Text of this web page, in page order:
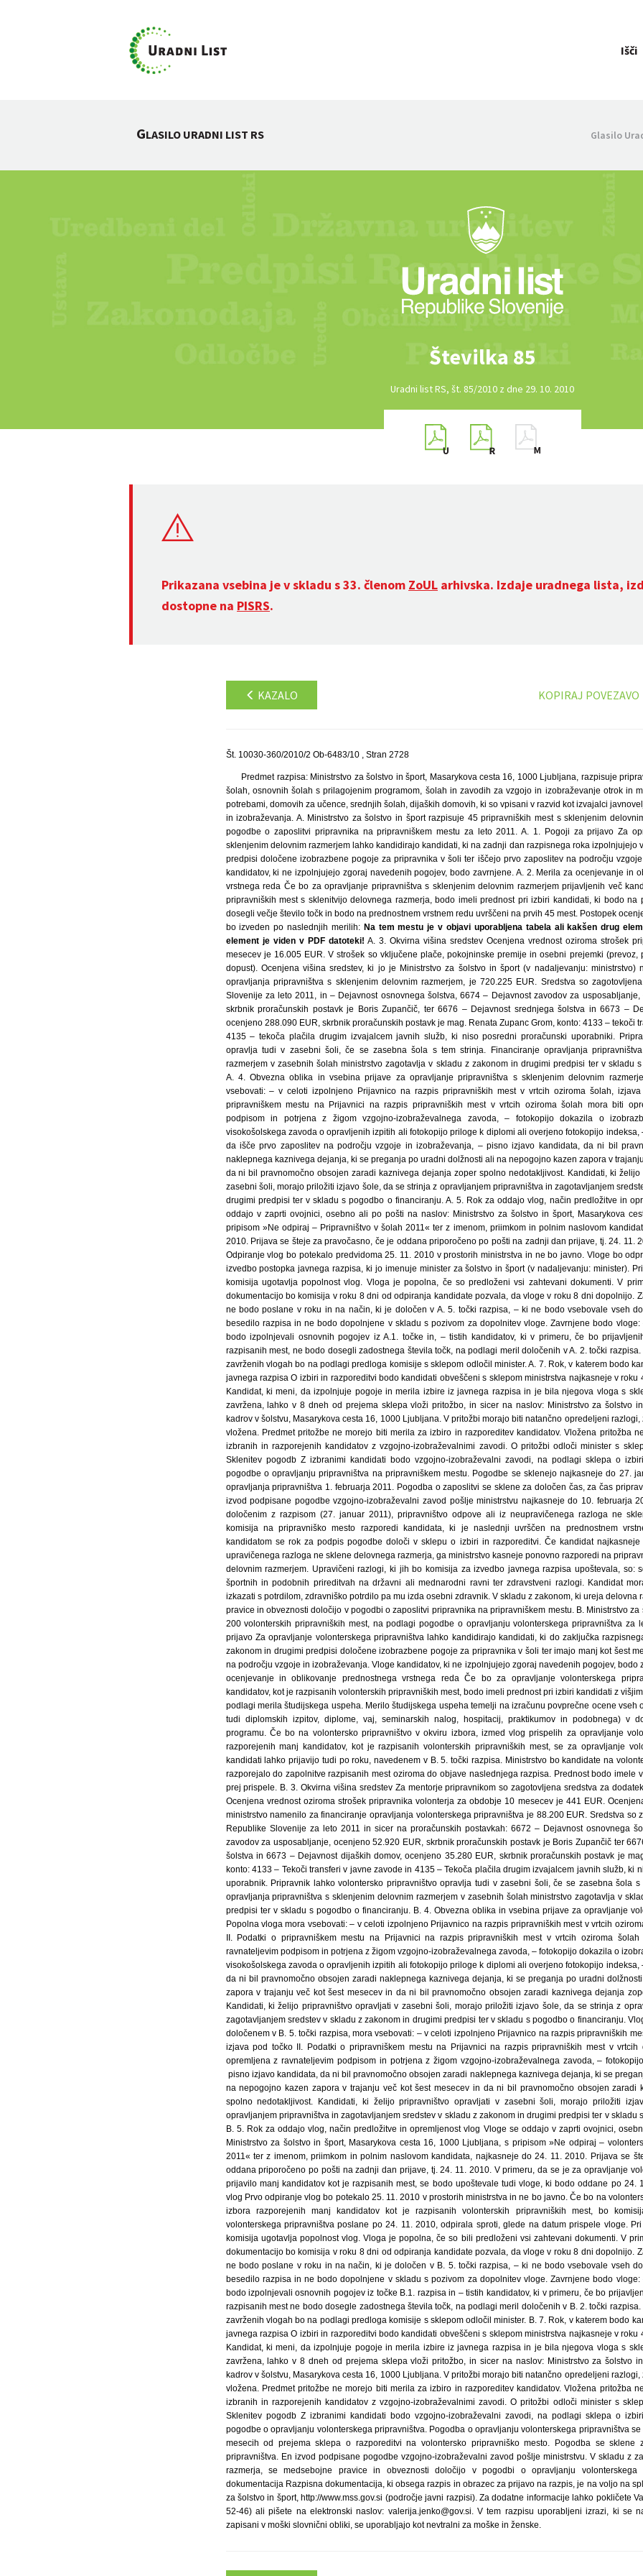
Išči
GLASILO URADNI LIST RS Glasilo
Številka 85
Uradni list RS, št. 85/2010 z dne 29. 10. 2010
Prikazana vsebina je v skladu s 33. členom ZoUL arhivska. Izdaje uradnega lista,
dostopne na PISRS.
KAZALO KOPIRAJ POVEZAVO
Št. 10030-360/2010/2 Ob-6483/10 , Stran 2728
Predmet razpisa: Ministrstvo za šolstvo in šport, Masarykova cesta 16, 1000 Ljubljana, razpisuje
šolah, osnovnih šolah s prilagojenim programom, šolah in zavodih za vzgojo in izobraževanje otrok in
potrebami, domovih za učence, srednjih šolah, dijaških domovih, ki so vpisani v razvid kot izvajalci
in izobraževanja. A. Ministrstvo za šolstvo in šport razpisuje 45 pripravniških mest s sklenjenim
pogodbe o zaposlitvi pripravnika na pripravniškem mestu za leto 2011. A. 1. Pogoji za prijavo Za
sklenjenim delovnim razmerjem lahko kandidirajo kandidati, ki na zadnji dan razpisnega roka izpolnjujejo
predpisi določene izobrazbene pogoje za pripravnika v šoli ter iščejo prvo zaposlitev na področju
kandidatov, ki ne izpolnjujejo zgoraj navedenih pogojev, bodo zavrnjene. A. 2. Merila za ocenjevanje in
vrstnega reda Če bo za opravljanje pripravništva s sklenjenim delovnim razmerjem prijavljenih več
pripravniških mest s sklenitvijo delovnega razmerja, bodo imeli prednost pri izbiri kandidati, ki bodo na
dosegli večje število točk in bodo na prednostnem vrstnem redu uvrščeni na prvih 45 mest. Postopek
bo izveden po naslednjih merilih: Na tem mestu je v objavi uporabljena tabela ali kakšen drug
element je viden v PDF datoteki! A. 3. Okvirna višina sredstev Ocenjena vrednost oziroma strošek pripravnika za obdobje 10 mesecev je 16.005 EUR. V strošek so vključene plače, pokojninske premije in osebni prejemki (prevoz, prehrana, regres za letni dopust). Ocenjena višina sredstev, ki jo je Ministrstvo za šolstvo in šport (v nadaljevanju: ministrstvo) namenilo za financiranje opravljanja pripravništva s sklenjenim delovnim razmerjem, je 720.225 EUR. Sredstva so zagotovljena v proračunu Republike Slovenije za leto 2011, in – Dejavnost osnovnega šolstva, 6674 – Dejavnost zavodov za usposabljanje, ocenjeno 432.135 EUR, skrbnik proračunskih postavk je Boris Zupančič, ter 6676 – Dejavnost srednjega šolstva in 6673 – Dejavnost dijaških domov, ocenjeno 288.090 EUR, skrbnik proračunskih postavk je mag. Renata Zupanc Grom, konto: 4133 – tekoči transferi v javne zavode in 4135 – tekoča plačila drugim izvajalcem javnih služb, ki niso posredni proračunski uporabniki. Pripravnik lahko pripravništvo opravlja tudi v zasebni šoli, če se zasebna šola s tem strinja. Financiranje opravljanja pripravništva s sklenjenim delovnim razmerjem v zasebnih šolah ministrstvo zagotavlja v skladu z zakonom in drugimi predpisi ter v skladu s pogodbo o financiranju. A. 4. Obvezna oblika in vsebina prijave za opravljanje pripravništva s sklenjenim delovnim razmerjem Popolna vloga mora vsebovati: – v celoti izpolnjeno Prijavnico na razpis pripravniških mest v vrtcih oziroma šolah, izjava pod točko II. Podatki o pripravniškem mestu na Prijavnici na razpis pripravniških mest v vrtcih oziroma šolah mora biti opremljena z ravnateljevim podpisom in potrjena z žigom vzgojno-izobraževalnega zavoda, – fotokopijo dokazila o izobrazbi, – fotokopijo potrdila visokošolskega zavoda o opravljenih izpitih ali fotokopijo priloge k diplomi ali overjeno fotokopijo indeksa, – pisno izjavo kandidata, da išče prvo zaposlitev na področju vzgoje in izobraževanja, – pisno izjavo kandidata, da ni bil pravnomočno obsojen zaradi naklepnega kaznivega dejanja, ki se preganja po uradni dolžnosti ali na nepogojno kazen zapora v trajanju več kot šest mesecev in da ni bil pravnomočno obsojen zaradi kaznivega dejanja zoper spolno nedotakljivost. Kandidati, ki želijo pripravništvo opravljati v zasebni šoli, morajo priložiti izjavo šole, da se strinja z opravljanjem pripravništva in zagotavljanjem sredstev v skladu z zakonom in drugimi predpisi ter v skladu s pogodbo o financiranju. A. 5. Rok za oddajo vlog, način predložitve in opremljenost vlog Vloge se oddajo v zaprti ovojnici, osebno ali po pošti na naslov: Ministrstvo za šolstvo in šport, Masarykova cesta 16, 1000 Ljubljana, s pripisom »Ne odpiraj – Pripravništvo v šolah 2011« ter z imenom, priimkom in polnim naslovom kandidata, najkasneje do 24. 11. 2010. Prijava se šteje za pravočasno, če je oddana priporočeno po pošti na zadnji dan prijave, tj. 24. 11. 2010. A. 6. Odpiranje vlog Odpiranje vlog bo potekalo predvidoma 25. 11. 2010 v prostorih ministrstva in ne bo javno. Vloge bo odprla in ocenila komisija za izvedbo postopka javnega razpisa, ki jo imenuje minister za šolstvo in šport (v nadaljevanju: minister). Pri odpiranju vlog razpisna komisija ugotavlja popolnost vlog. Vloga je popolna, če so predloženi vsi zahtevani dokumenti. V primeru vlog s pomanjkljivo dokumentacijo bo komisija v roku 8 dni od odpiranja kandidate pozvala, da vloge v roku 8 dni dopolnijo. Zavržene bodo vloge: – ki ne bodo poslane v roku in na način, ki je določen v A. 5. točki razpisa, – ki ne bodo vsebovale vseh dokumentov, ki jih zahteva besedilo razpisa in ne bodo dopolnjene v skladu s pozivom za dopolnitev vloge. Zavrnjene bodo vloge: – tistih kandidatov, ki ne bodo izpolnjevali osnovnih pogojev iz A.1. točke in, – tistih kandidatov, ki v primeru, če bo prijavljenih kandidatov več, kot je razpisanih mest, ne bodo dosegli zadostnega števila točk, na podlagi meril določenih v A. 2. točki razpisa. O izbranih, zavrnjenih in zavrženih vlogah bo na podlagi predloga komisije s sklepom odločil minister. A. 7. Rok, v katerem bodo kandidati obveščeni o izidu javnega razpisa O izbiri in razporeditvi bodo kandidati obveščeni s sklepom ministrstva najkasneje v roku 45 dni od odpiranja vlog. Kandidat, ki meni, da izpolnjuje pogoje in merila izbire iz javnega razpisa in je bila njegova vloga s sklepom zavrnjena oziroma zavržena, lahko v 8 dneh od prejema sklepa vloži pritožbo, in sicer na naslov: Ministrstvo za šolstvo in šport, Služba za razvoj kadrov v šolstvu, Masarykova cesta 16, 1000 Ljubljana. V pritožbi morajo biti natančno opredeljeni razlogi, zaradi katerih je pritožba vložena. Predmet pritožbe ne morejo biti merila za izbiro in razporeditev kandidatov. Vložena pritožba ne zadrži podpisa pogodb izbranih in razporejenih kandidatov z vzgojno-izobraževalnimi zavodi. O pritožbi odloči minister s sklepom v roku 15 dni. A. 8. Sklenitev pogodb Z izbranimi kandidati bodo vzgojno-izobraževalni zavodi, na podlagi sklepa o izbiri in razporeditvi, sklenili pogodbe o opravljanju pripravništva na pripravniškem mestu. Pogodbe se sklenejo najkasneje do 27. januarja 2011, z začetkom opravljanja pripravništva 1. februarja 2011. Pogodba o zaposlitvi se sklene za določen čas, za čas pripravništva – 10 mesecev. En izvod podpisane pogodbe vzgojno-izobraževalni zavod pošlje ministrstvu najkasneje do 10. februarja 2011. Če kandidat v roku, določenim z razpisom (27. januar 2011), pripravništvo odpove ali iz neupravičenega razloga ne sklene delovnega razmerja, komisija na pripravniško mesto razporedi kandidata, ki je naslednji uvrščen na prednostnem vrstnem redu. Nadomestnim kandidatom se rok za podpis pogodbe določi v sklepu o izbiri in razporeditvi. Če kandidat najkasneje do 27. januarja 2011 iz upravičenega razloga ne sklene delovnega razmerja, ga ministrstvo kasneje ponovno razporedi na pripravniško mesto s sklenjenim delovnim razmerjem. Upravičeni razlogi, ki jih bo komisija za izvedbo javnega razpisa upoštevala, so: sodelovanje pri kulturnih, športnih in podobnih prireditvah na državni ali mednarodni ravni ter zdravstveni razlogi. Kandidat mora udeležbo na prireditvi izkazati s potrdilom, zdravniško potrdilo pa mu izda osebni zdravnik. V skladu z zakonom, ki ureja delovna razmerja, se medsebojne pravice in obveznosti določijo v pogodbi o zaposlitvi pripravnika na pripravniškem mestu. B. Ministrstvo za šolstvo in šport razpisuje 200 volonterskih pripravniških mest, na podlagi pogodbe o opravljanju volonterskega pripravništva za leto 2011 B. 1. Pogoji za prijavo Za opravljanje volonterskega pripravništva lahko kandidirajo kandidati, ki do zaključka razpisnega roka izpolnjujejo vse z zakonom in drugimi predpisi določene izobrazbene pogoje za pripravnika v šoli ter imajo manj kot šest mesecev delovnih izkušenj na področju vzgoje in izobraževanja. Vloge kandidatov, ki ne izpolnjujejo zgoraj navedenih pogojev, bodo zavrnjene. B. 2. Merila za ocenjevanje in oblikovanje prednostnega vrstnega reda Če bo za opravljanje volonterskega pripravništva prijavljenih več kandidatov, kot je razpisanih volonterskih pripravniških mest, bodo imeli prednost pri izbiri kandidati z višjim številom točk zbranih na podlagi merila študijskega uspeha. Merilo študijskega uspeha temelji na izračunu povprečne ocene vseh opravljenih izpitov (ne pa tudi diplomskih izpitov, diplome, vaj, seminarskih nalog, hospitacij,